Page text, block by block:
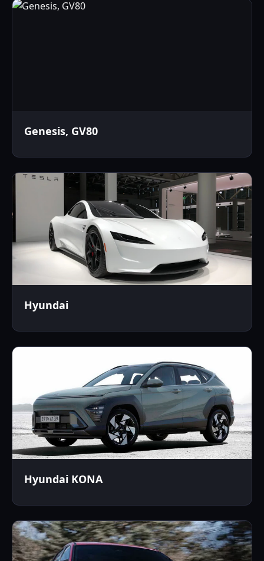
Genesis, GV80
Hyundai
Hyundai KONA